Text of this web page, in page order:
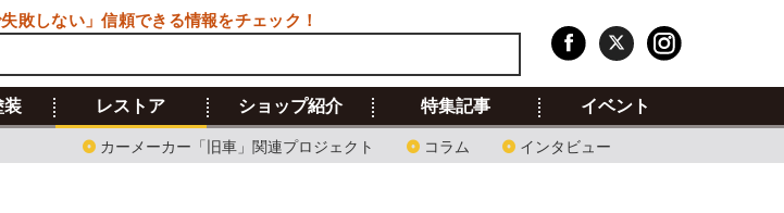
装 レストア
カーメーカー「旧車」関連プロジェクト コラム インタビュー
ショップ紹介 特集記事 イベント
失敗しない」信頼できる情報をチェック！